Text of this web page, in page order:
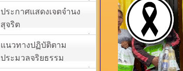
ประกาศแสดงเจตจำนง
สุจริต
แนวทางปฏิบัติตาม
ประมวลจริยธรรม